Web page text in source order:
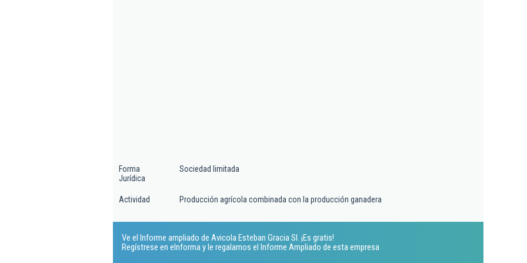
Forma
Jurídica
Sociedad limitada
Actividad Producción agrícola combinada con la producción ganadera
Ve el Informe ampliado de Avicola Esteban Gracia Sl. ¡Es gratis!
Regístrese en eInforma y le regalamos el Informe Ampliado de esta empresa